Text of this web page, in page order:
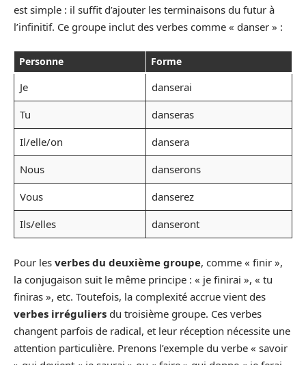
est simple : il suffit d’ajouter les terminaisons du futur à
l’infinitif. Ce groupe inclut des verbes comme « danser » :
Personne Forme
Je
danserai
Tu
danseras
Il/elle/on
dansera
Nous
danserons
Vous
danserez
Ils/elles
danseront
Pour les verbes du deuxième groupe, comme « finir »,
la conjugaison suit le même principe : « je finirai », « tu
finiras », etc. Toutefois, la complexité accrue vient des
verbes irréguliers du troisième groupe. Ces verbes
changent parfois de radical, et leur réception nécessite une
attention particulière. Prenons l’exemple du verbe « savoir